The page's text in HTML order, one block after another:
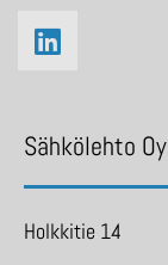
Sähkölehto Oy
Holkkitie 14